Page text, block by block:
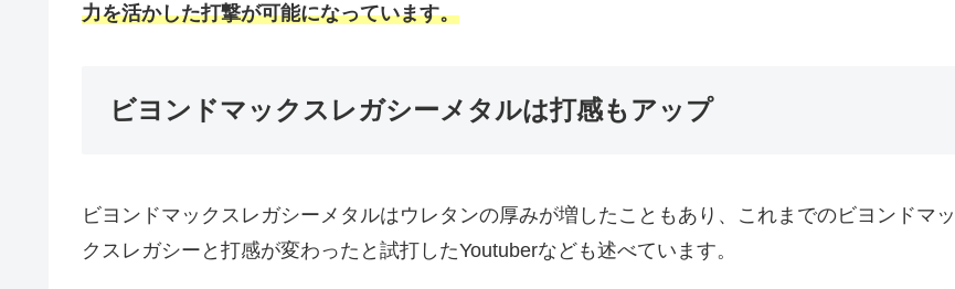
力を活かした打撃が可能になっています。
ビヨンドマックスレガシーメタルは打感もアップ
ビヨンドマックスレガシーメタルはウレタンの厚みが増したこともあり、これまでのビヨンドマッ
クスレガシーと打感が変わったと試打したYoutuberなども述べています。